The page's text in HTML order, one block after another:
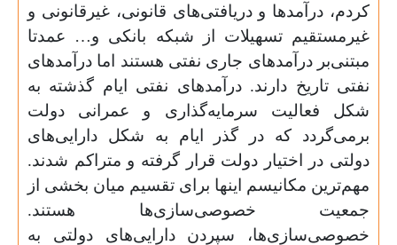
کردم، درآمدها و دریافتی‌های قانونی، غیرقانونی و
غیرمستقیم تسهیلات از شبکه بانکی و… عمدتا
مبتنی‌بر درآمدهای جاری نفتی هستند اما درآمدهای
نفتی تاریخ دارند. درآمدهای نفتی ایام گذشته به
شکل فعالیت سرمایه‌گذاری و عمرانی دولت
برمی‌گردد که در گذر ایام به شکل دارایی‌های
دولتی در اختیار دولت قرار گرفته و متراکم شدند.
مهم‌ترین مکانیسم اینها برای تقسیم میان‌ بخشی از
جمعیت خصوصی‌سازی‌ها هستند.
خصوصی‌سازی‌ها، سپردن دارایی‌های دولتی به